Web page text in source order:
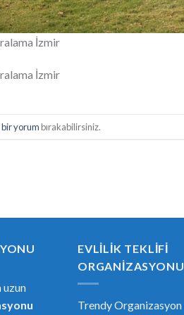
İzmir
İzmir
bir yorumbırakabilirsiniz.
uzun
EVLILIK TEKLIFI
ORGANIZASYONU
Trendy Organizasyon